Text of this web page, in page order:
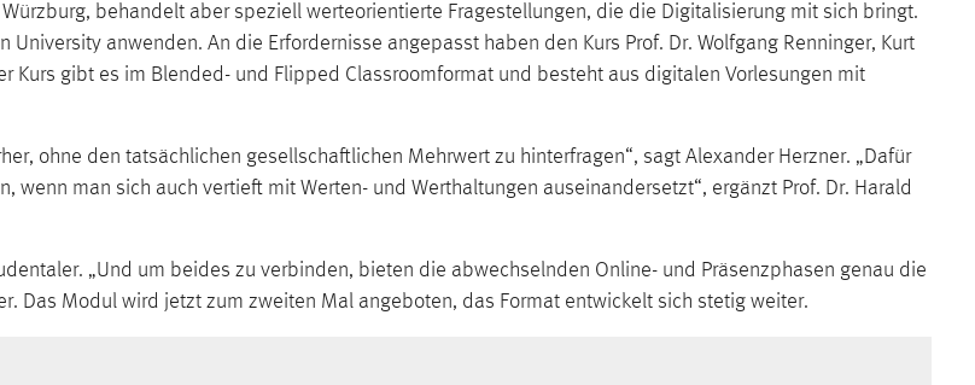
behandelt aber speziell werteorientierte Fragestellungen, die die Digitalisierung mit sich bringt.
anwenden. An die Erfordernisse angepasst haben den Kurs Prof. Dr. Wolfgang Renninger, Kurt
Kurs gibt es im Blended- und Flipped Classroomformat und besteht aus digitalen Vorlesungen mit
ohne den tatsächlichen gesellschaftlichen Mehrwert zu hinterfragen“, sagt Alexander Herzner. „Dafür
man sich auch vertieft mit Werten- und Werthaltungen auseinandersetzt“, ergänzt Prof. Dr. Harald
„Und um beides zu verbinden, bieten die abwechselnden Online- und Präsenzphasen genau die
Das Modul wird jetzt zum zweiten Mal angeboten, das Format entwickelt sich stetig weiter.